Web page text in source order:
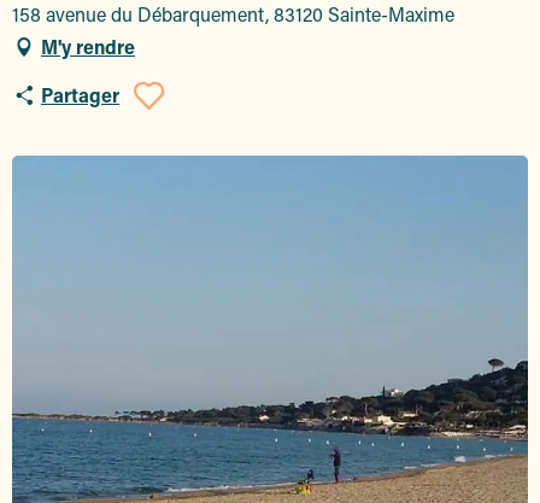
158 avenue du Débarquement, 83120 Sainte-Maxime
M'y rendre
Partager
Ajouter aux favoris